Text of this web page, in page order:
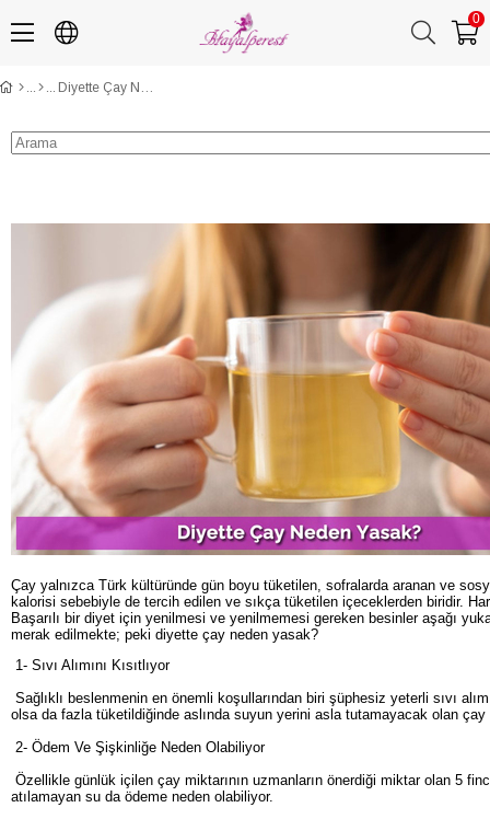
0
Diyette Çay Neden Yasak?
Çay yalnızca Türk kültüründe gün boyu tüketilen, sofralarda aranan ve
kalorisi sebebiyle de tercih edilen ve sıkça tüketilen içeceklerden biridir.
Başarılı bir diyet için yenilmesi ve yenilmemesi gereken besinler aşağı
merak edilmekte; peki diyette çay neden yasak?
1- Sıvı Alımını Kısıtlıyor
Sağlıklı beslenmenin en önemli koşullarından biri şüphesiz yeterli sıvı
olsa da fazla tüketildiğinde aslında suyun yerini asla tutamayacak olan
2- Ödem Ve Şişkinliğe Neden Olabiliyor
Özellikle günlük içilen çay miktarının uzmanların önerdiği miktar olan 5
atılamayan su da ödeme neden olabiliyor.